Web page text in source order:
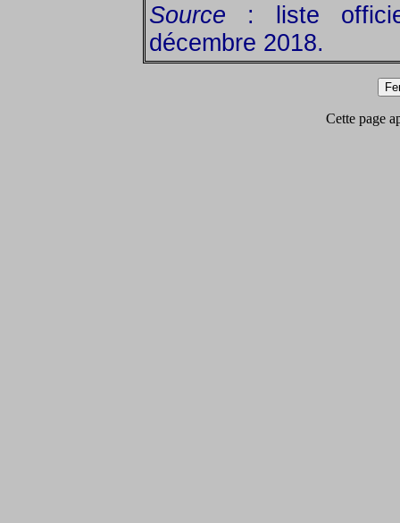
Source : liste
décembre 2018.
Cette page